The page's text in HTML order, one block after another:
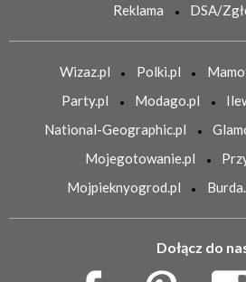
Reklama
DSA/
Wizaz.pl Polki.pl
Party.pl
Modago.pl
National-Geographic.pl
Mojegotowanie.pl
Mojpieknyogrod.pl
Dołącz do